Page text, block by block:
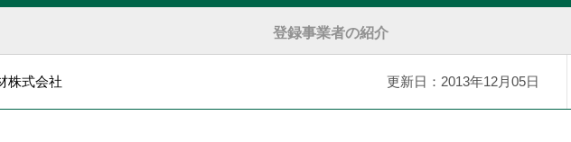
登録事業者の紹介
株式会社 更新日：2013年12月05日